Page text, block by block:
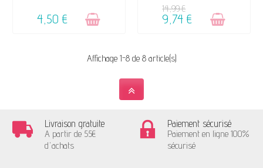
4,50 €
14,99 €
9,74 €
Affichage 1-8 de 8 article(s)
Livraison gratuite
A partir de 55€
d'achats
Paiement sécurisé
Paiement en ligne 100%
sécurisé